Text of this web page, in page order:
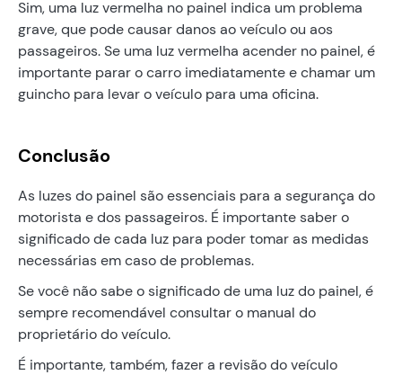
Sim, uma luz vermelha no painel indica um problema
grave, que pode causar danos ao veículo ou aos
passageiros. Se uma luz vermelha acender no painel, é
importante parar o carro imediatamente e chamar um
guincho para levar o veículo para uma oficina.
Conclusão
As luzes do painel são essenciais para a segurança do
motorista e dos passageiros. É importante saber o
significado de cada luz para poder tomar as medidas
necessárias em caso de problemas.
Se você não sabe o significado de uma luz do painel, é
sempre recomendável consultar o manual do
proprietário do veículo.
É importante, também, fazer a revisão do veículo